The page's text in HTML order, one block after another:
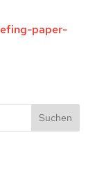
paper-